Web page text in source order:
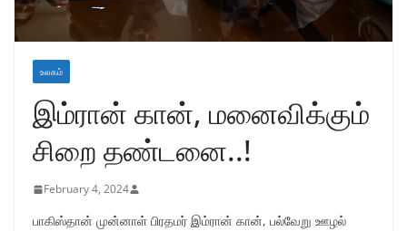
உலகம்
இம்ரான் கான், மனைவிக்கும்
சிறை தண்டனை..!
February 4, 2024
பாகிஸ்தான் முன்னாள் பிரதமர் இம்ரான் கான், பல்வேறு ஊழல்